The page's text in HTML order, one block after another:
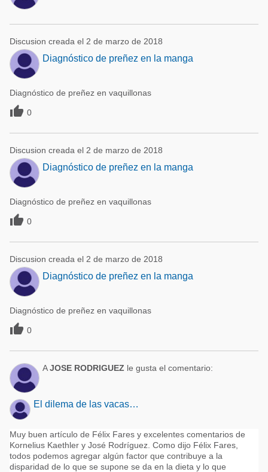
Discusion creada el 2 de marzo de 2018
Diagnóstico de preñez en la manga
Diagnóstico de preñez en vaquillonas
 0
Discusion creada el 2 de marzo de 2018
Diagnóstico de preñez en la manga
Diagnóstico de preñez en vaquillonas
 0
Discusion creada el 2 de marzo de 2018
Diagnóstico de preñez en la manga
Diagnóstico de preñez en vaquillonas
 0
AJOSE RODRIGUEZ le gusta el comentario:
El dilema de las vacas…
Muy buen artículo de Félix Fares y excelentes comentarios de
Kornelius Kaethler y José Rodríguez. Como dijo Félix Fares,
todos podemos agregar algún factor que contribuye a la
disparidad de lo que se supone se da en la dieta y lo que